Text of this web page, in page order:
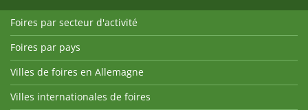
Foires par secteur d'activité
Foires par pays
Villes de foires en Allemagne
Villes internationales de foires